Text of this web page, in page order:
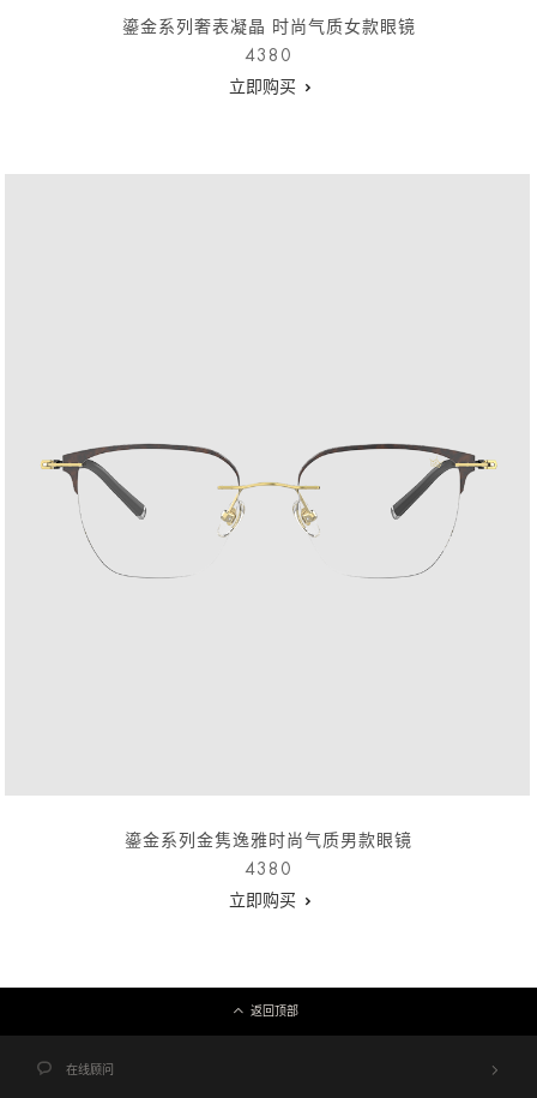
鎏金系列奢表凝晶 时尚气质女款眼镜
4380
立即购买
鎏金系列金隽逸雅时尚气质男款眼镜
4380
立即购买
返回顶部
在线顾问